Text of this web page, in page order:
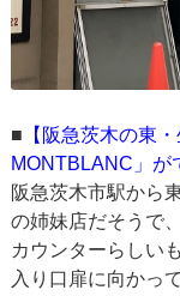
■ 【阪急茨木の東
MONTBLANC」が
阪急茨木市駅から
の姉妹店だそうで
カウンターらしい
入り口扉に向かっ